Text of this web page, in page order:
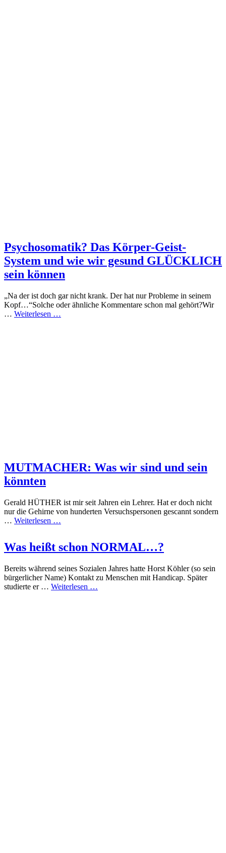
Psychosomatik? Das Körper-Geist-
System und wie wir gesund GLÜCKLICH
sein können
„Na der ist doch gar nicht krank. Der hat nur Probleme in seinem
Kopf…“Solche oder ähnliche Kommentare schon mal gehört?Wir
… Weiterlesen …
MUTMACHER: Was wir sind und sein
könnten
Gerald HÜTHER ist mir seit Jahren ein Lehrer. Hat er doch nicht
nur die Gehirne von hunderten Versuchspersonen gescannt sondern
… Weiterlesen …
Was heißt schon NORMAL…?
Bereits während seines Sozialen Jahres hatte Horst Köhler (so sein
bürgerlicher Name) Kontakt zu Menschen mit Handicap. Später
studierte er … Weiterlesen …